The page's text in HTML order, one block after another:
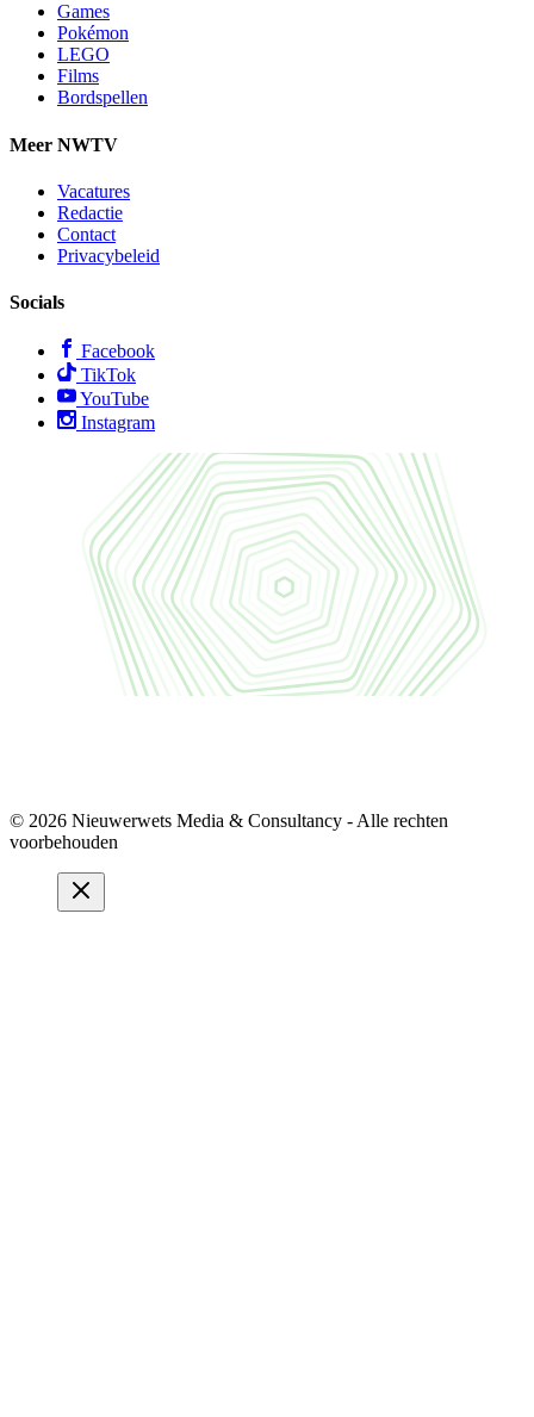
Games
Pokémon
LEGO
Films
Bordspellen
Meer NWTV
Vacatures
Redactie
Contact
Privacybeleid
Socials
Facebook
TikTok
YouTube
Instagram
© 2026 Nieuwerwets Media & Consultancy - Alle rechten
voorbehouden